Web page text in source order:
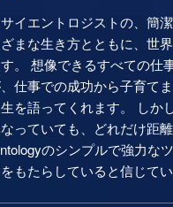
イエントロジストの、簡
まな生き方とともに、世
。 想像できるすべての仕
仕事での成功から子育て
を語ってくれます。 しか
っていても、どれだけ距
のシンプルで強力な
もたらしていると信じてい